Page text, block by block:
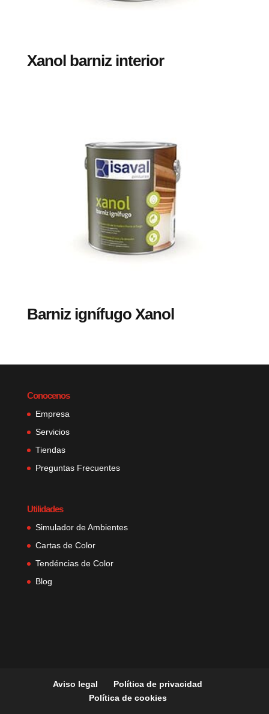
Xanol barniz interior
Barniz ignífugo Xanol
Conocenos
Empresa
Servicios
Tiendas
Preguntas Frecuentes
Utilidades
Simulador de Ambientes
Cartas de Color
Tendéncias de Color
Blog
Aviso legal
Política de privacidad
Política de cookies